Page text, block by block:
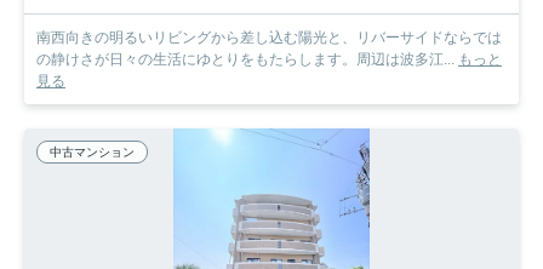
南西向きの明るいリビングから差し込む陽光と、リバーサイドならでは
の静けさが日々の生活にゆとりをもたらします。周辺は波多江... もっと
見る
中古マンション